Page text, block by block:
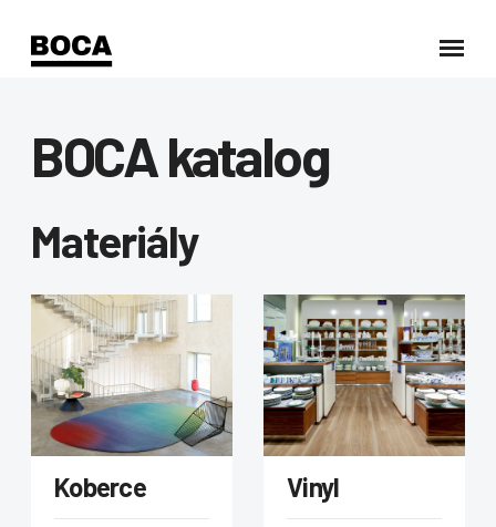
BOCA katalog
Materiály
Koberce Vinyl